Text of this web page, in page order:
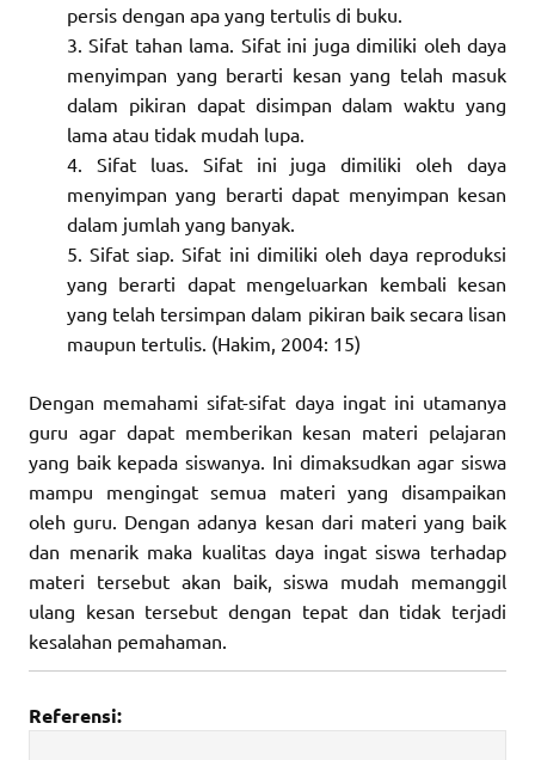
persis dengan apa yang tertulis di buku.
Sifat tahan lama. Sifat ini juga dimiliki oleh daya
menyimpan yang berarti kesan yang telah masuk
dalam pikiran dapat disimpan dalam waktu yang
lama atau tidak mudah lupa.
Sifat luas. Sifat ini juga dimiliki oleh daya
menyimpan yang berarti dapat menyimpan kesan
dalam jumlah yang banyak.
Sifat siap. Sifat ini dimiliki oleh daya reproduksi
yang berarti dapat mengeluarkan kembali kesan
yang telah tersimpan dalam pikiran baik secara lisan
maupun tertulis. (Hakim, 2004: 15)
Dengan memahami sifat-sifat daya ingat ini utamanya
guru agar dapat memberikan kesan materi pelajaran
yang baik kepada siswanya. Ini dimaksudkan agar siswa
mampu mengingat semua materi yang disampaikan
oleh guru. Dengan adanya kesan dari materi yang baik
dan menarik maka kualitas daya ingat siswa terhadap
materi tersebut akan baik, siswa mudah memanggil
ulang kesan tersebut dengan tepat dan tidak terjadi
kesalahan pemahaman.
Referensi: